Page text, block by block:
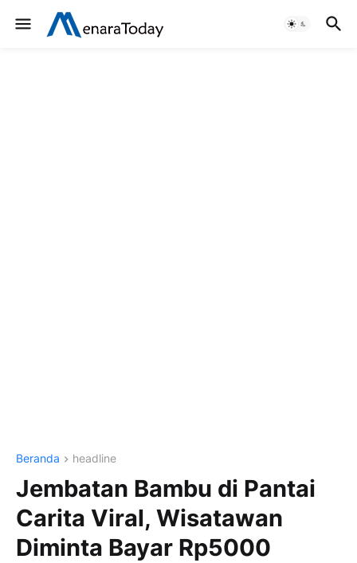
Beranda headline
Jembatan Bambu di Pantai
Carita Viral, Wisatawan
Diminta Bayar Rp5000